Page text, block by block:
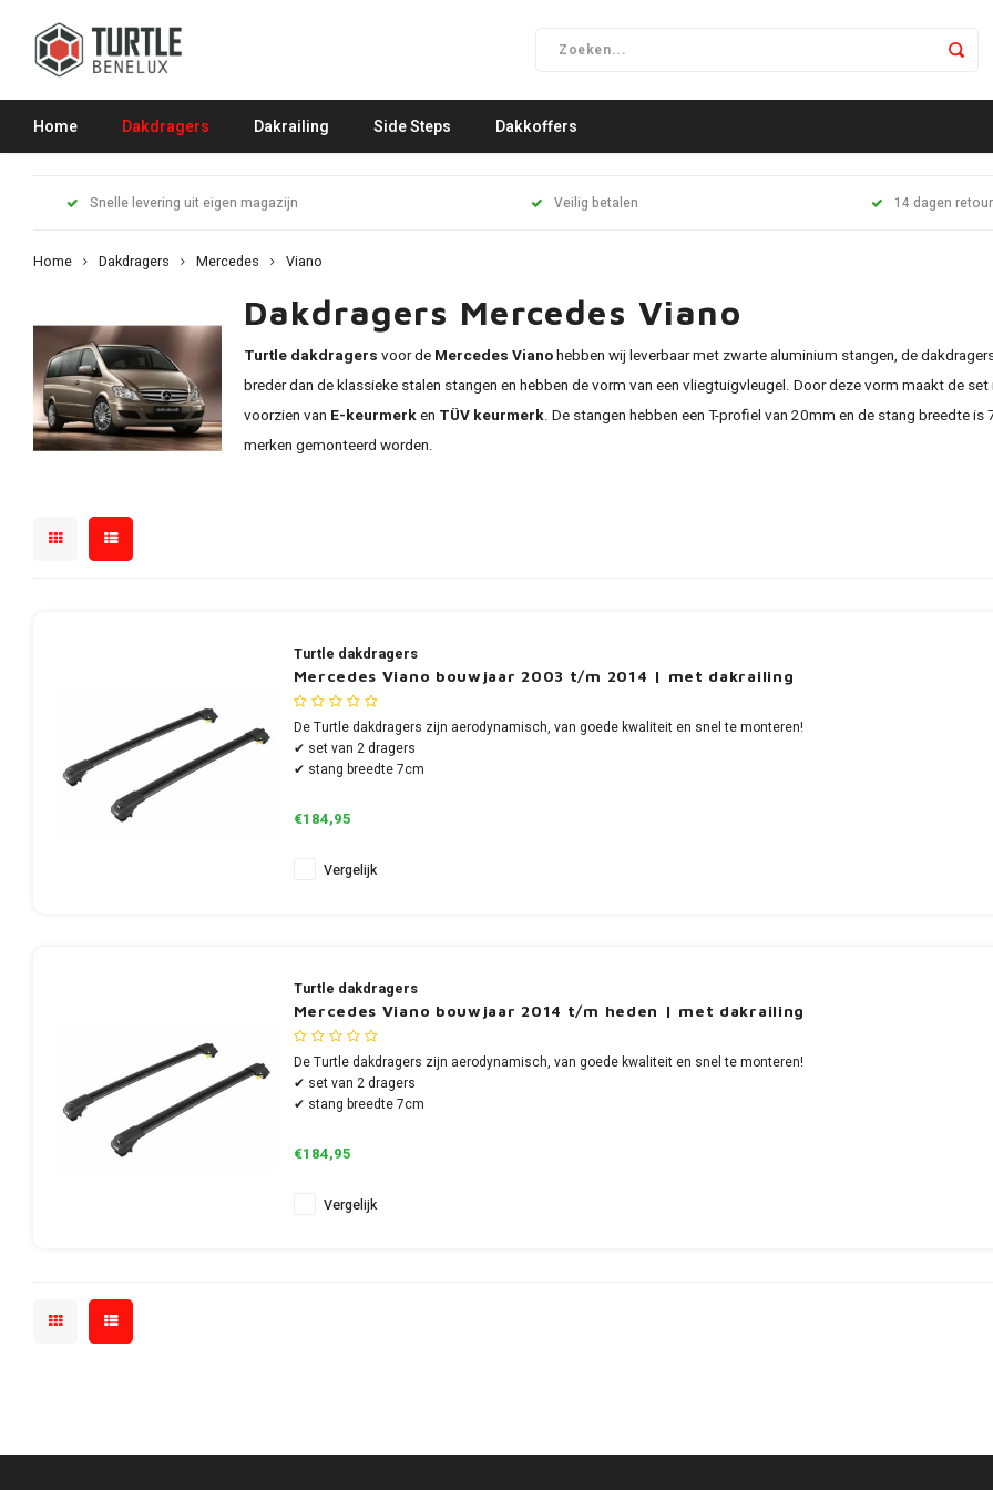
Home Dakdragers Dakrailing Side Steps Dakkoffers
Snelle levering uit eigen magazijn Veilig betalen 14 dagen
Home Dakdragers Mercedes Viano
Dakdragers Mercedes Viano
Turtle dakdragers voor de Mercedes Vianohebben wij leverbaar met zwarte aluminium stangen, de
breder dan de klassieke stalen stangen en hebben de vorm van een vliegtuigvleugel. Door deze vorm maakt de
voorzien van E-keurmerken TÜV keurmerk. De stangen hebben een T-profiel van 20mm en de stang breedte
merken gemonteerd worden.
Turtle dakdragers
Mercedes Viano bouwjaar 2003 t/m 2014 | met dakrailing
De Turtle dakdragers zijn aerodynamisch, van goede kwaliteit en snel te monteren!
✔ set van 2 dragers
✔ stang breedte 7cm
€184,95
Vergelijk
Turtle dakdragers
Mercedes Viano bouwjaar 2014 t/m heden | met dakrailing
De Turtle dakdragers zijn aerodynamisch, van goede kwaliteit en snel te monteren!
✔ set van 2 dragers
✔ stang breedte 7cm
€184,95
Vergelijk